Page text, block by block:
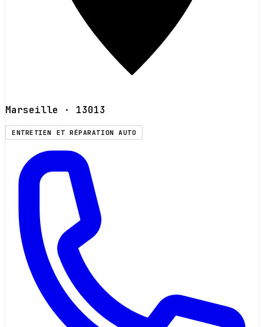
Marseille · 13013
ENTRETIEN ET RÉPARATION AUTO